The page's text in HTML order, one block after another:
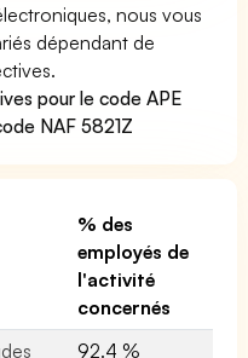
nous vous
dépendant de
pour le code APE
NAF 5821Z
% des
employés de
l'activité
concernés
92.4 %